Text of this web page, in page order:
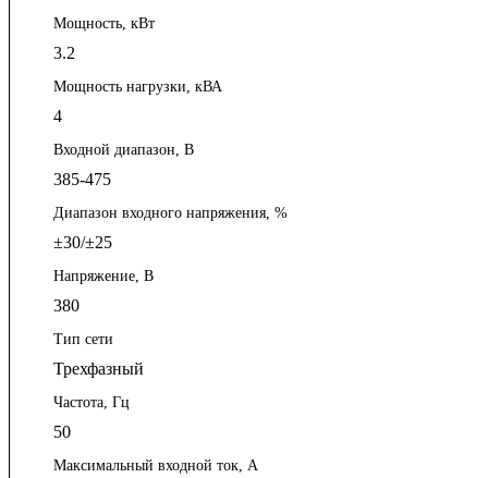
Мощность, кВт
3.2
Мощность нагрузки, кВА
4
Входной диапазон, В
385-475
Диапазон входного напряжения, %
±30/±25
Напряжение, В
380
Тип сети
Трехфазный
Частота, Гц
50
Максимальный входной ток, А